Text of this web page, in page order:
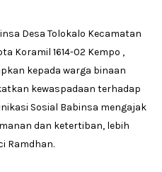
Desa Tolokalo Kecamatan
Koramil 1614-02 Kempo ,
kepada warga binaan
kewaspadaan terhadap
Sosial Babinsa mengajak
dan ketertiban, lebih
Ramdhan.